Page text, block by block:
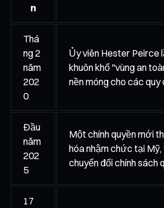
n
Thá
ng 2
năm
202
0
Ủy viên Hester Peirce
khuôn khổ "vùng an
nền móng cho các quy
Đầu
năm
202
5
Một chính quyền mới
hóa nhậm chức tại
chuyển đổi chính sách
17